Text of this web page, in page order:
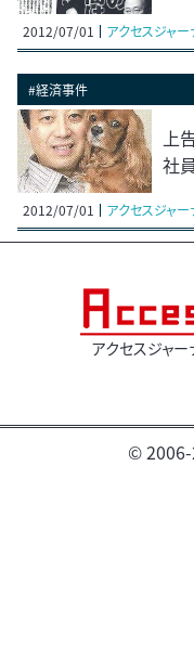
2012/07/01 アクセスジャ
#経済事件
上
社
2012/07/01 アクセスジャ
アクセスジャ
©